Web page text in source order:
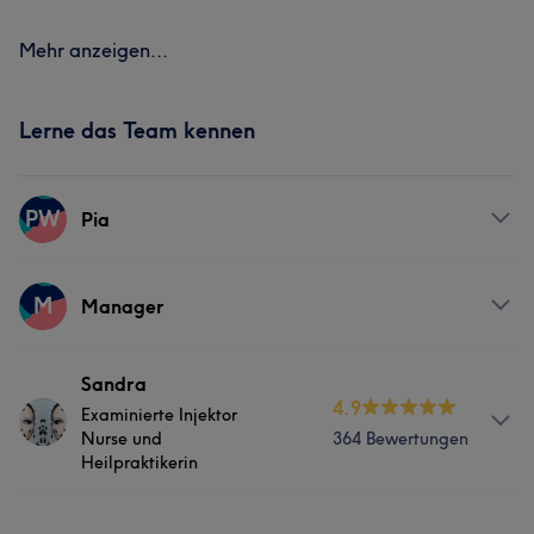
Mehr anzeigen...
Lerne das Team kennen
PW Pia
Services
M Manager
Services
Gesicht
Sandra
Examinierte Injektor
Nurse und
Heilpraktikerin
4.9
364 Bewertungen